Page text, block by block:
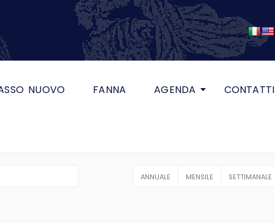
NUOVO FANNA AGENDA CONTATTI
ANNUALE MENSILE SETTIMANALE